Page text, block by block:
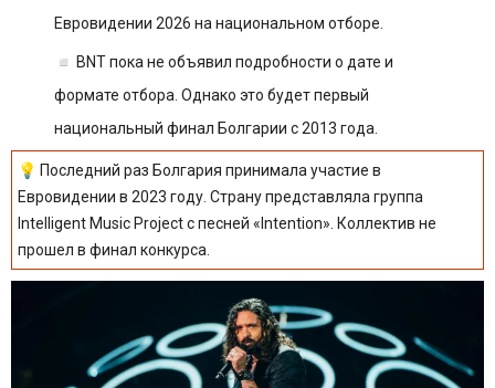
Евровидении 2026 на национальном отборе.
◽️ BNT пока не объявил подробности о дате и
формате отбора. Однако это будет первый
национальный финал Болгарии с 2013 года.
💡 Последний раз Болгария принимала участие в
Евровидении в 2023 году. Страну представляла группа
Intelligent Music Project с песней «Intention». Коллектив не
прошел в финал конкурса.